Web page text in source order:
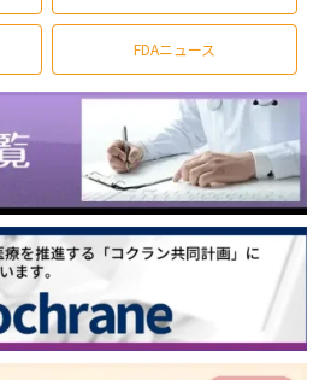
FDAニュース